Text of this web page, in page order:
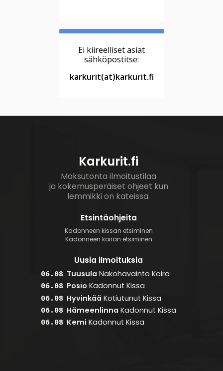
Ei kiireelliset asiat
sähköpostitse:
karkurit(at)karkurit.fi
Karkurit.fi
Maksutonta ilmoitustilaa
ja kokemusperäiset ohjeet kun
lemmikki on kateissa.
Etsintäohjeita
Kadonneen kissan etsiminen
Kadonneen koiran etsiminen
Uusia ilmoituksia
06.08 Tuusula Näköhavainto Koira
06.08 Posio Kadonnut Kissa
06.08 Hyvinkää Kotiutunut Kissa
06.08 Hämeenlinna Kadonnut Kissa
06.08 Kemi Kadonnut Kissa